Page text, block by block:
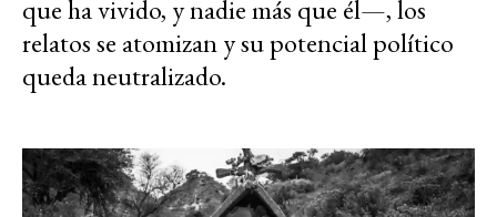
que ha vivido, y nadie más que él—, los
relatos se atomizan y su potencial político
queda neutralizado.